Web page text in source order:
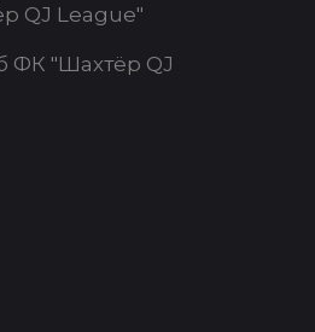
QJ League"
ФК "Шахтёр QJ